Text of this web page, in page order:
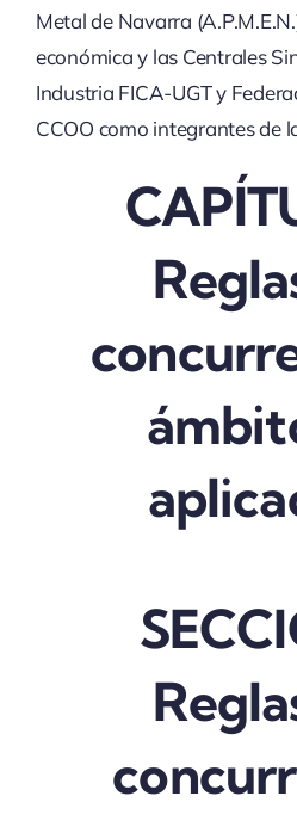
Metal de Navarra
económica y las Centrales
Industria FICA-UGT y
CCOO como integrantes de